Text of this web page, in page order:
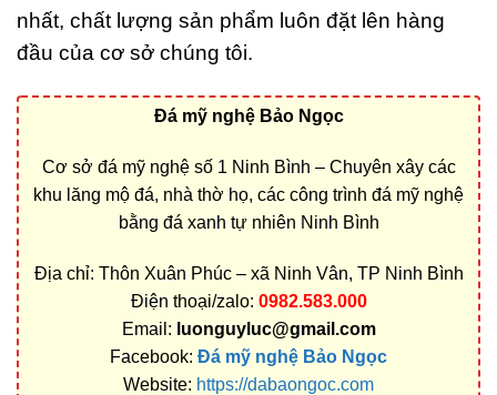
nhất, chất lượng sản phẩm luôn đặt lên hàng
đầu của cơ sở chúng tôi.
Đá mỹ nghệ Bảo Ngọc
Cơ sở đá mỹ nghệ số 1 Ninh Bình – Chuyên xây các
khu lăng mộ đá, nhà thờ họ, các công trình đá mỹ nghệ
bằng đá xanh tự nhiên Ninh Bình
Địa chỉ: Thôn Xuân Phúc – xã Ninh Vân, TP Ninh Bình
Điện thoại/zalo: 0982.583.000
Email: luonguyluc@gmail.com
Facebook: Đá mỹ nghệ Bảo Ngọc
Website: https://dabaongoc.com